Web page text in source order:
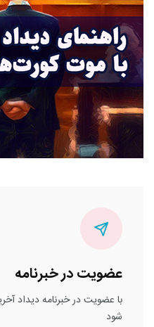
عضویت در خبرنامه
با عضویت در خبرنامه دیداد
شود